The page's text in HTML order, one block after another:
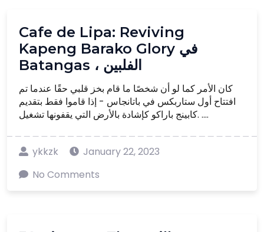
Cafe de Lipa: Reviving
Kapeng Barako Glory في
Batangas ، الفلبين
كان الأمر كما لو أن شخصًا ما قام بخز قلبي حقًا عندما تم
افتتاح أول ستاربكس في باتانجاس - إذا قاموا فقط بتقديم
كابينج باراكو كإشادة بالأرض التي يقفونها تشغيل. ....
ykkzk
January 22, 2023
No Comments